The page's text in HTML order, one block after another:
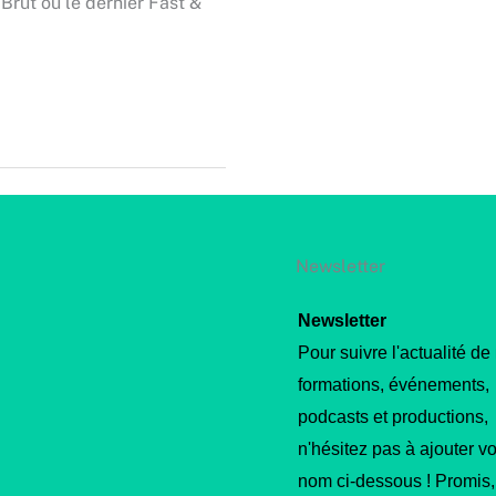
Newsletter
Newsletter
Pour suivre l'actualité de
formations, événements,
podcasts et productions,
n'hésitez pas à ajouter
nom ci-dessous ! Promis,